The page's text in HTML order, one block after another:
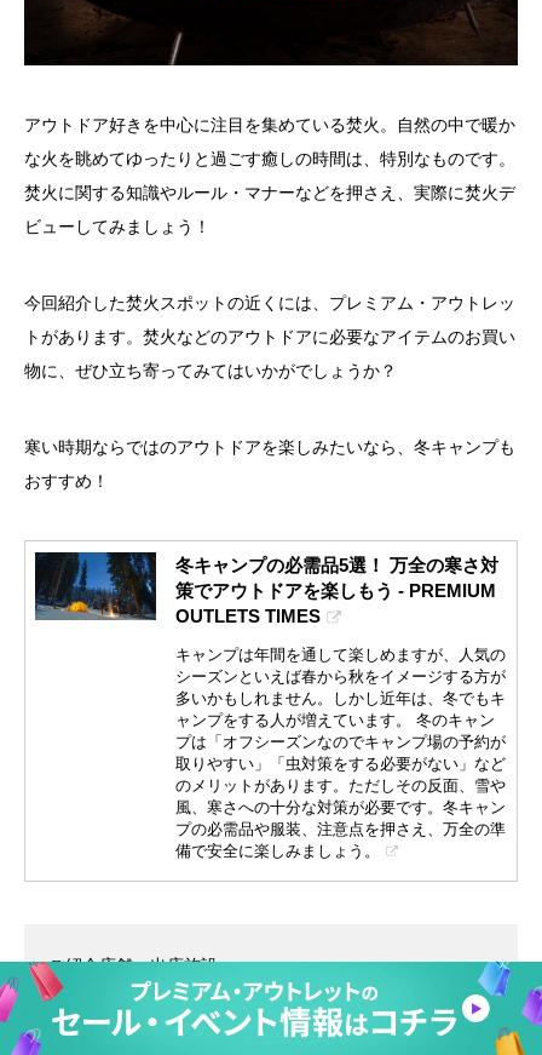
アウトドア好きを中心に注目を集めている焚火。自然の中で暖か
な火を眺めてゆったりと過ごす癒しの時間は、特別なものです。
焚火に関する知識やルール・マナーなどを押さえ、実際に焚火デ
ビューしてみましょう！
今回紹介した焚火スポットの近くには、プレミアム・アウトレッ
トがあります。焚火などのアウトドアに必要なアイテムのお買い
物に、ぜひ立ち寄ってみてはいかがでしょうか？
寒い時期ならではのアウトドアを楽しみたいなら、冬キャンプも
おすすめ！
冬キャンプの必需品5選！ 万全の寒さ対
策でアウトドアを楽しもう - PREMIUM
OUTLETS TIMES
キャンプは年間を通して楽しめますが、人気の
シーズンといえば春から秋をイメージする方が
多いかもしれません。しかし近年は、冬でもキ
ャンプをする人が増えています。 冬のキャン
プは「オフシーズンなのでキャンプ場の予約が
取りやすい」「虫対策をする必要がない」など
のメリットがあります。ただしその反面、雪や
風、寒さへの十分な対策が必要です。冬キャン
プの必需品や服装、注意点を押さえ、万全の準
備で安全に楽しみましょう。
ご紹介店舗 出店施設
■Coleman：御殿場 、りんくう 、佐野
、土岐 、 酒々井